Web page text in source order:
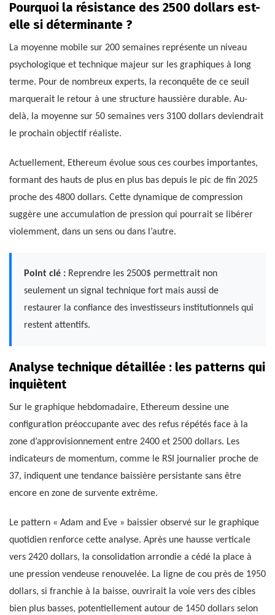
Pourquoi la résistance des 2500 dollars est-
elle si déterminante ?
La moyenne mobile sur 200 semaines représente un niveau
psychologique et technique majeur sur les graphiques à long
terme. Pour de nombreux experts, la reconquête de ce seuil
marquerait le retour à une structure haussière durable. Au-
delà, la moyenne sur 50 semaines vers 3100 dollars deviendrait
le prochain objectif réaliste.
Actuellement, Ethereum évolue sous ces courbes importantes,
formant des hauts de plus en plus bas depuis le pic de fin 2025
proche des 4800 dollars. Cette dynamique de compression
suggère une accumulation de pression qui pourrait se libérer
violemment, dans un sens ou dans l’autre.
Point clé : Reprendre les 2500$ permettrait non
seulement un signal technique fort mais aussi de
restaurer la confiance des investisseurs institutionnels qui
restent attentifs.
Analyse technique détaillée : les patterns qui
inquiètent
Sur le graphique hebdomadaire, Ethereum dessine une
configuration préoccupante avec des refus répétés face à la
zone d’approvisionnement entre 2400 et 2500 dollars. Les
indicateurs de momentum, comme le RSI journalier proche de
37, indiquent une tendance baissière persistante sans être
encore en zone de survente extrême.
Le pattern « Adam and Eve » baissier observé sur le graphique
quotidien renforce cette analyse. Après une hausse verticale
vers 2420 dollars, la consolidation arrondie a cédé la place à
une pression vendeuse renouvelée. La ligne de cou près de 1950
dollars, si franchie à la baisse, ouvrirait la voie vers des cibles
bien plus basses, potentiellement autour de 1450 dollars selon